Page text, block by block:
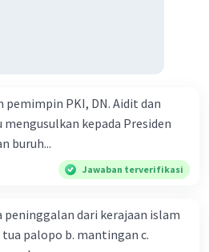
pemimpin PKI, DN. Aidit dan
kepada Presiden
buruh...
Jawaban terverifikasi
dari kerajaan islam